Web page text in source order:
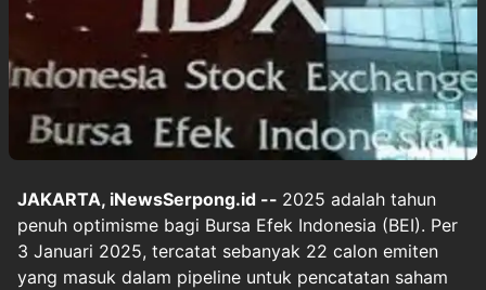
JAKARTA, iNewsSerpong.id -- 2025 adalah tahun
penuh optimisme bagi Bursa Efek Indonesia (BEI). Per
3 Januari 2025, tercatat sebanyak 22 calon emiten
yang masuk dalam pipeline untuk pencatatan saham